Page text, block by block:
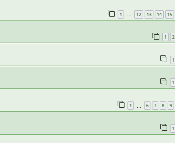
1 … 12 13 14 15
1 2
1
1
1 6 7 8 9
1